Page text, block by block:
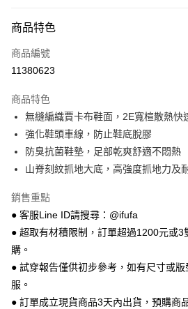
LINE Pay
Apple Pay
悠遊付
Google Pay
全盈+PAY
相關說明
【關於「AFTEE先享後付」】
AFTEE先享後付是「在收到商品之後才付款
１．簡單：不需註冊會員、不需綁卡、不需儲
２．便利：只要手機號碼，簡訊認證，即可結
３．安心：先確認商品／服務後，再付款。
【「AFTEE先享後付」結帳流程】
ATM付款
運送方式
全家 取貨付款
每筆NT$70，滿NT$999(含以上)免運費
商品特色
商品編號
11380623
商品特色
無縫編織賈卡布鞋面，2E寬楦散熱快
強化鞋頭車線，防止鞋底脫膠
防臭抗菌鞋墊，足部乾爽舒適不悶熱
山脊刻紋抓地大底，高強度抓地力及
銷售重點
● 客服Line ID請搜尋：@ifufa
● 超取有材積限制，訂單超過1200元或3
購。
● 試穿報告僅供初步參考，如有尺寸或
服。
● 訂單成立現貨商品3天內出貨，預購商